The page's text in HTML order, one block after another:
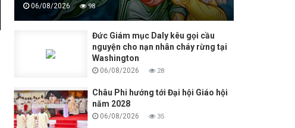
06/08/2026 98
Đức Giám mục Daly kêu gọi cầu
nguyện cho nạn nhân cháy rừng tại
Washington
06/08/2026 28
Châu Phi hướng tới Đại hội Giáo hội
năm 2028
06/08/2026 35